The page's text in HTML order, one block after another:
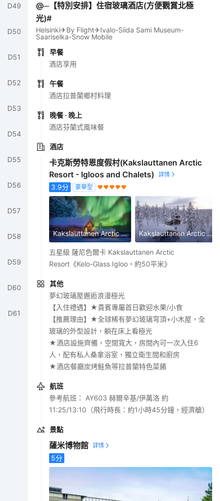
D49
D50
D51
D52
D53
D54
D55
D56
D57
D58
D59
D60
D61
@─【特別安排】住宿玻璃酒店(方便觀賞北極
光)#
Helsinki✈By Flight✈Ivalo-Siida Sami Museum-
Saariselka-Snow Mobile
早餐
酒店享用
午餐
酒店拉普蘭鄉村料理
晚餐 · 晚上
酒店芬蘭式風味餐
酒店
卡克斯勞特恩度假村(Kakslauttanen Arctic
Resort - Igloos and Chalets)
3.9分 豪華型
Kakslauttanen Arctic Resort Kakslauttanen Arctic Resort
五星級 薩尼色爾卡 Kakslauttanen Arctic
Resort《Kelo-Glass Igloo，約50平米》
其他
夢幻玻璃屋邂逅浪漫極光
【入住禮遇】★貴賓專屬首日歡迎水果/小食
【推薦理由】★全球稀有夢幻玻璃穹頂+小木屋，全
玻璃的外型設計，躺在床上看極光
★酒店設施齊備，空間寬大，房間內可一次入住6
人，配有私人桑拿浴室，獨立衛生間和廚房
★酒店餐廳炭烤鮭魚等拉普蘭特色菜餚
航班
參考航班： AY603 赫爾辛基/伊萬洛 約
11:25/13:10（飛行時長：約1小時45分鐘，經濟艙）
景點
薩米博物館
5分